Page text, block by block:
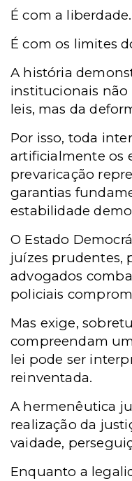
É com a liberdade.
É com os limites
A história
institucionais não
leis, mas da
Por isso, toda
artificialmente os
prevaricação
garantias
estabilidade
O Estado
juízes prudentes,
advogados
policiais
Mas exige,
compreendam
lei pode ser
reinventada.
A hermenêutica
realização da
vaidade,
Enquanto a